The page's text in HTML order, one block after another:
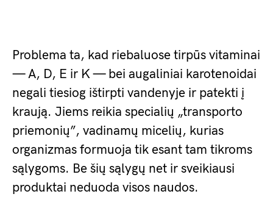
Problema ta, kad riebaluose tirpūs vitaminai
— A, D, E ir K — bei augaliniai karotenoidai
negali tiesiog ištirpti vandenyje ir patekti į
kraują. Jiems reikia specialių „transporto
priemonių”, vadinamų micelių, kurias
organizmas formuoja tik esant tam tikroms
sąlygoms. Be šių sąlygų net ir sveikiausi
produktai neduoda visos naudos.